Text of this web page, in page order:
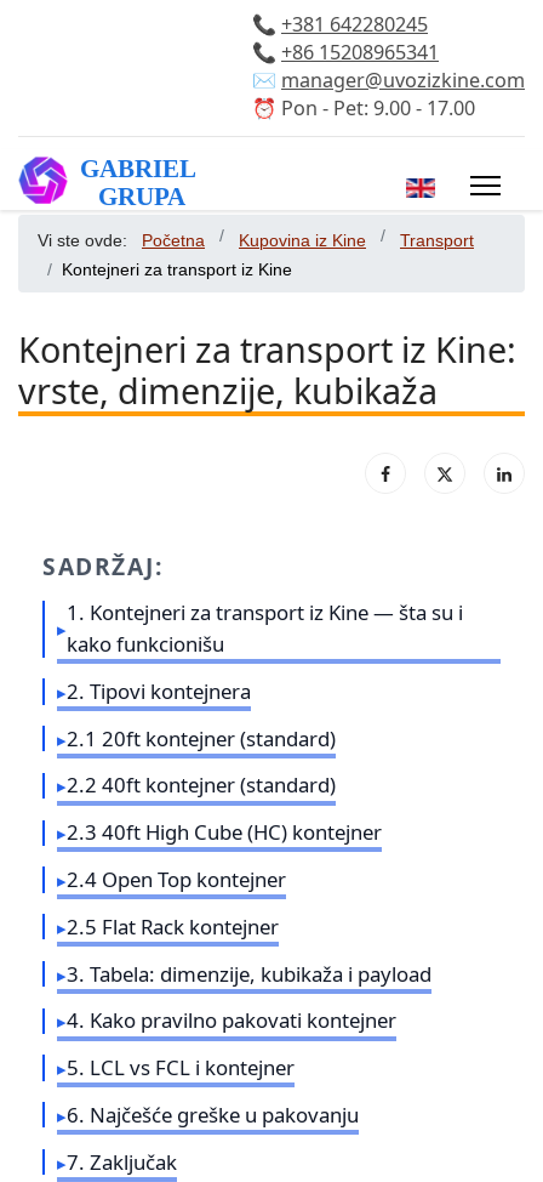
📞 +381 642280245
📞 +86 15208965341
✉️ manager@uvozizkine.com
⏰ Pon - Pet: 9.00 - 17.00
Izaberite vaš
Vi ste ovde: Početna Kupovina iz Kine
Transport
Kontejneri za transport iz Kine
Kontejneri za transport iz Kine:
vrste, dimenzije, kubikaža
SADRŽAJ:
1. Kontejneri za transport iz Kine — šta su i
kako funkcionišu
2. Tipovi kontejnera
2.1 20ft kontejner (standard)
2.2 40ft kontejner (standard)
2.3 40ft High Cube (HC) kontejner
2.4 Open Top kontejner
2.5 Flat Rack kontejner
3. Tabela: dimenzije, kubikaža i payload
4. Kako pravilno pakovati kontejner
5. LCL vs FCL i kontejner
6. Najčešće greške u pakovanju
7. Zaključak